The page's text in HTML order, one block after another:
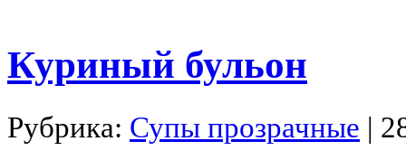
Куриный бульон
Рубрика: Супы прозрачные |